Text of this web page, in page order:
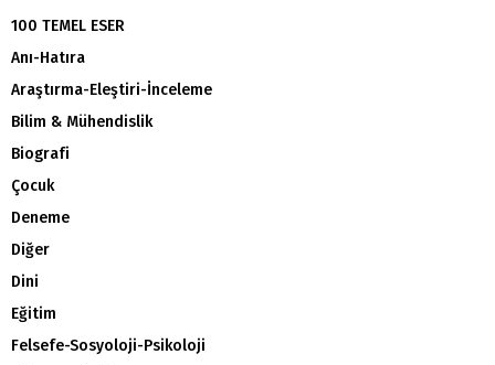
100 TEMEL ESER
Anı-Hatıra
Araştırma-Eleştiri-İnceleme
Bilim & Mühendislik
Biografi
Çocuk
Deneme
Diğer
Dini
Eğitim
Felsefe-Sosyoloji-Psikoloji